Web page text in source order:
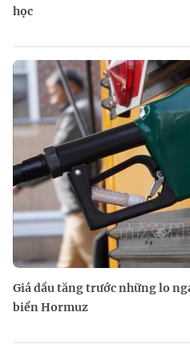
học
Giá dầu tăng trước những lo
biển Hormuz